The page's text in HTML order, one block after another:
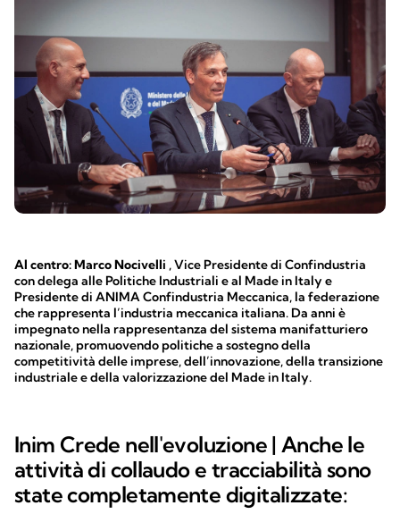
Al centro: Marco Nocivelli , Vice Presidente di Confindustria
con delega alle Politiche Industriali e al Made in Italy e
Presidente di ANIMA Confindustria Meccanica, la federazione
che rappresenta l’industria meccanica italiana. Da anni è
impegnato nella rappresentanza del sistema manifatturiero
nazionale, promuovendo politiche a sostegno della
competitività delle imprese, dell’innovazione, della transizione
industriale e della valorizzazione del Made in Italy.
Inim Crede nell'evoluzione | Anche le
attività di collaudo e tracciabilità sono
state completamente digitalizzate: